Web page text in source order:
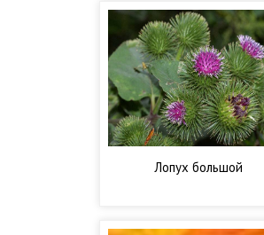
Лопух большой